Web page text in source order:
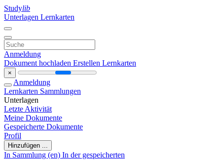
Studylib
Unterlagen Lernkarten
Anmeldung
Dokument hochladen Erstellen Lernkarten
×
Anmeldung
Lernkarten Sammlungen
Unterlagen
Letzte Aktivität
Meine Dokumente
Gespeicherte Dokumente
Profil
Hinzufügen ...
In Sammlung (en) In der gespeicherten